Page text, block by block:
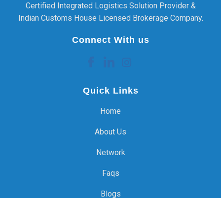
Certified Integrated Logistics Solution Provider &
Indian Customs House Licensed Brokerage Company.
Connect With us
Quick Links
Home
About Us
Network
Faqs
Blogs